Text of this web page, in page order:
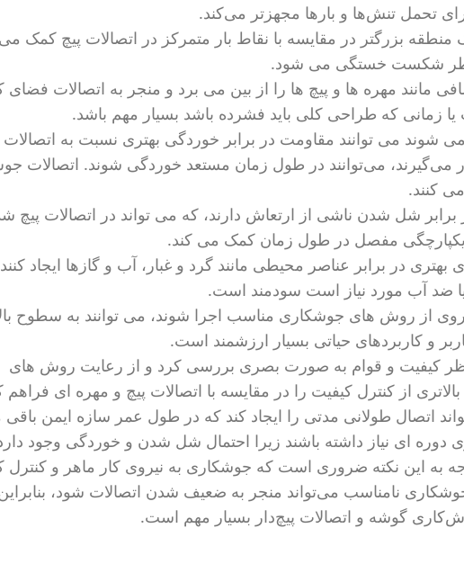
تحمل تنش‌ها و بارها مجهزتر می‌کند.
بزرگتر در مقایسه با نقاط بار متمرکز در اتصالات پیچ کمک
شکست خستگی می شود.
مهره ها و پیچ ها را از بین می برد و منجر به اتصالات فضای
زمانی که طراحی کلی باید فشرده باشد بسیار مهم باشد.
می توانند مقاومت در برابر خوردگی بهتری نسبت به اتصالات
می‌گیرند، می‌توانند در طول زمان مستعد خوردگی شوند. اتصالات
کنند.
شل شدن ناشی از ارتعاش دارند، که می تواند در اتصالات پیچ
یکپارچگی مفصل در طول زمان کمک می کند.
در برابر عناصر محیطی مانند گرد و غبار، آب و گازها ایجاد
ضد آب مورد نیاز است سودمند است.
از روش های جوشکاری مناسب اجرا شوند، می توانند به سطوح
و کاربردهای حیاتی بسیار ارزشمند است.
کیفیت و قوام به صورت بصری بررسی کرد و از رعایت روش های
از کنترل کیفیت را در مقایسه با اتصالات پیچ و مهره ای فراهم
طولانی مدتی را ایجاد کند که در طول عمر سازه ایمن
دوره ای نیاز داشته باشند زیرا احتمال شل شدن و خوردگی وجود
به این نکته ضروری است که جوشکاری به نیروی کار ماهر و کنترل
نامناسب می‌تواند منجر به ضعیف شدن اتصالات شود،
گوشه و اتصالات پیچ‌دار بسیار مهم است.